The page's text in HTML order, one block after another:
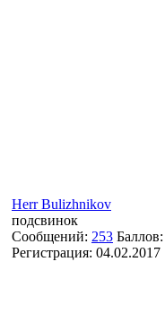
Herr Bulizhnikov
подсвинок
Сообщений: 253
Регистрация: 04.02.2017